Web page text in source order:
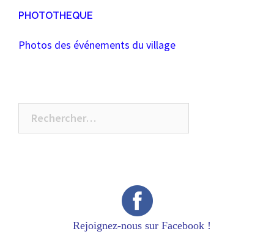
PHOTOTHEQUE
Photos des événements du village
Rechercher :
Rejoignez-nous sur Facebook !